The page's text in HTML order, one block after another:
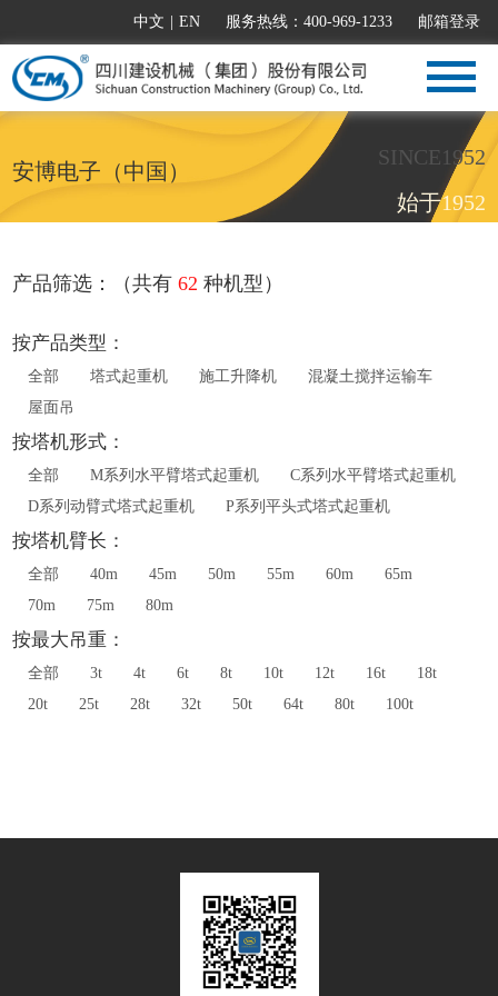
中文 EN 服务热线：400-969-1233 邮箱登录
安博电子（中国）
SINCE1952
始于1952
产品筛选：（共有62 种机型）
按产品类型：
全部 塔式起重机 施工升降机
混凝土搅拌运输车
屋面吊
按塔机形式：
全部 M系列水平臂塔式起重机
C系列水平臂塔式起重机
D系列动臂式塔式起重机
P系列平头式塔式起重机
按塔机臂长：
全部 40m 45m 50m 55m 60m
65m
70m
75m 80m
按最大吊重：
全部 3t 4t 6t 8t 10t 12t 16t
18t
20t
25t 28t 32t 50t 64t 80t 100t